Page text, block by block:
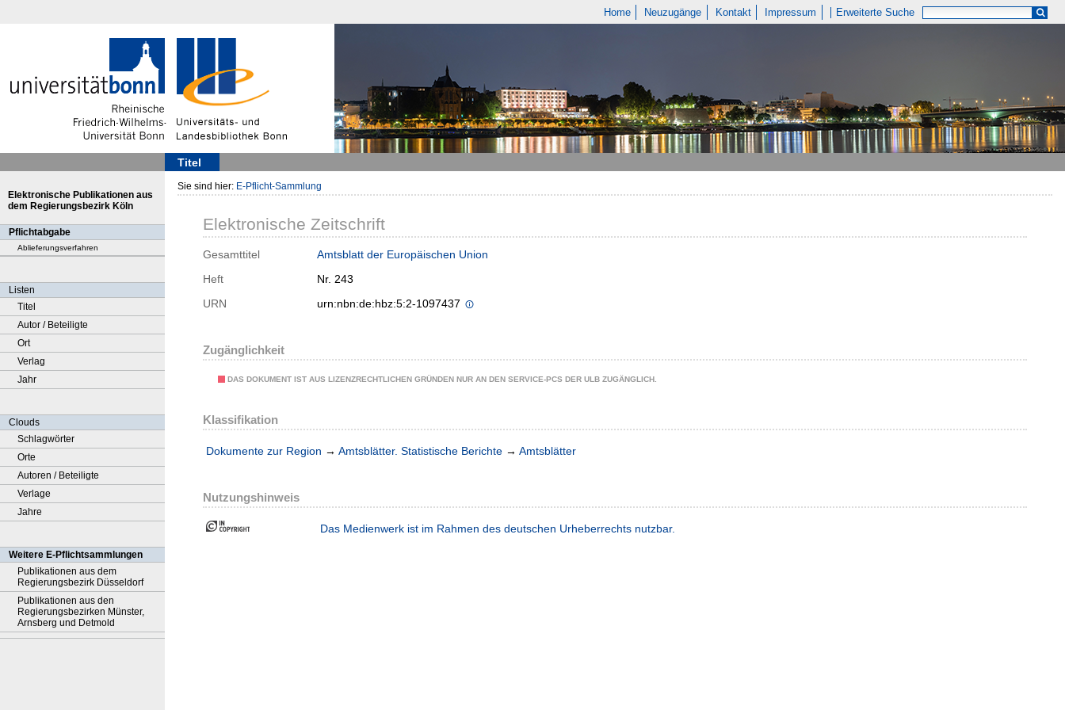
Home Neuzugänge Kontakt Impressum Erweiterte Suche
Titel
Elektronische Publikationen aus
dem Regierungsbezirk Köln
Pflichtabgabe
Ablieferungsverfahren
Listen
Titel
Autor / Beteiligte
Ort
Verlag
Jahr
Clouds
Schlagwörter
Orte
Autoren / Beteiligte
Verlage
Jahre
Weitere E-Pflichtsammlungen
Publikationen aus dem
Regierungsbezirk Düsseldorf
Publikationen aus den
Regierungsbezirken Münster,
Arnsberg und Detmold
Sie sind hier: E-Pflicht-Sammlung
Elektronische Zeitschrift
Gesamttitel
Amtsblatt der Europäischen Union
Heft
Nr. 243
URN
urn:nbn:de:hbz:5:2-1097437
Zugänglichkeit
DAS DOKUMENT IST AUS LIZENZRECHTLICHEN GRÜNDEN NUR AN DEN SERVICE-PCS DER ULB ZUGÄNGLICH.
Klassifikation
Dokumente zur Region → Amtsblätter. Statistische Berichte → Amtsblätter
Nutzungshinweis
Das Medienwerk ist im Rahmen des deutschen Urheberrechts nutzbar.